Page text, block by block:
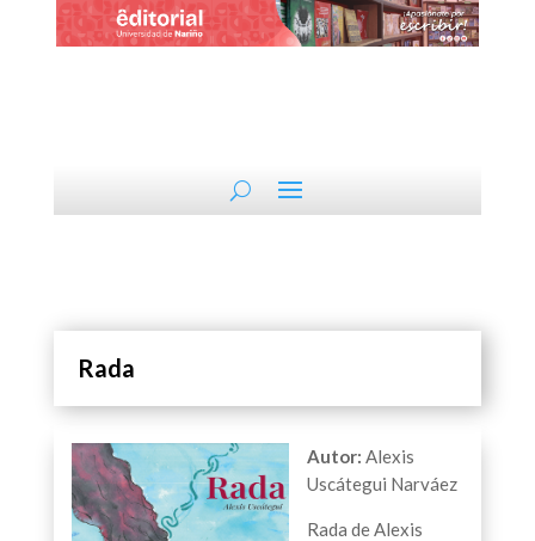
Rada
Autor: Alexis
Uscátegui Narváez
Rada de Alexis